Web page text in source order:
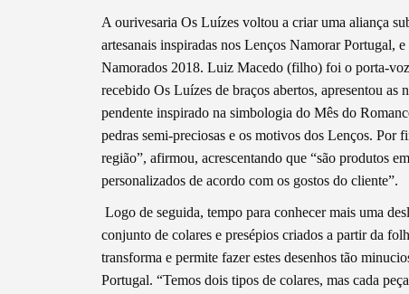
Termo de Pesquisa
A ourivesaria Os Luízes voltou a criar uma aliança
artesanais inspiradas nos Lenços Namorar Portugal,
Namorados 2018. Luiz Macedo (filho) foi o porta-
recebido Os Luízes de braços abertos, apresentou
pendente inspirado na simbologia do Mês do
pedras semi-preciosas e os motivos dos Lenços. Por
região”, afirmou, acrescentando que “são produtos
personalizados de acordo com os gostos do cliente”.
Logo de seguida, tempo para conhecer mais uma
conjunto de colares e presépios criados a partir da
transforma e permite fazer estes desenhos tão
Portugal. “Temos dois tipos de colares, mas cada